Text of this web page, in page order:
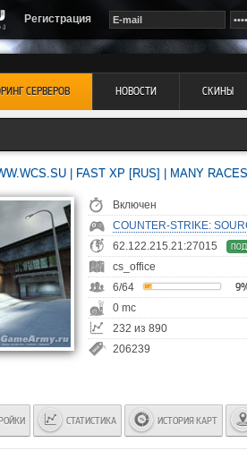
Регистрация
СЕРВЕРОВ НОВОСТИ СКИНЫ
| FAST XP [RUS] | MANY RACES
Включен
COUNTER-STRIKE:
62.122.215.21:27015
cs_office
6/64
0 mc
232 из 890
206239
СТАТИСТИКА ИСТОРИЯ КАРТ